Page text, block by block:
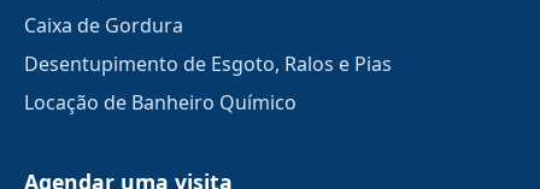
Caixa de Gordura
Desentupimento de Esgoto, Ralos e Pias
Locação de Banheiro Químico
Agendar uma visita